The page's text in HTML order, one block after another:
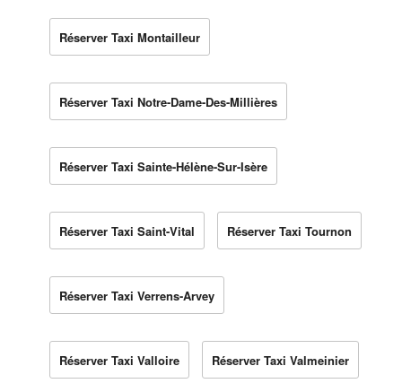
Réserver Taxi Montailleur
Réserver Taxi Notre-Dame-Des-Millières
Réserver Taxi Sainte-Hélène-Sur-Isère
Réserver Taxi Saint-Vital Réserver Taxi Tournon
Réserver Taxi Verrens-Arvey
Réserver Taxi Valloire Réserver Taxi Valmeinier